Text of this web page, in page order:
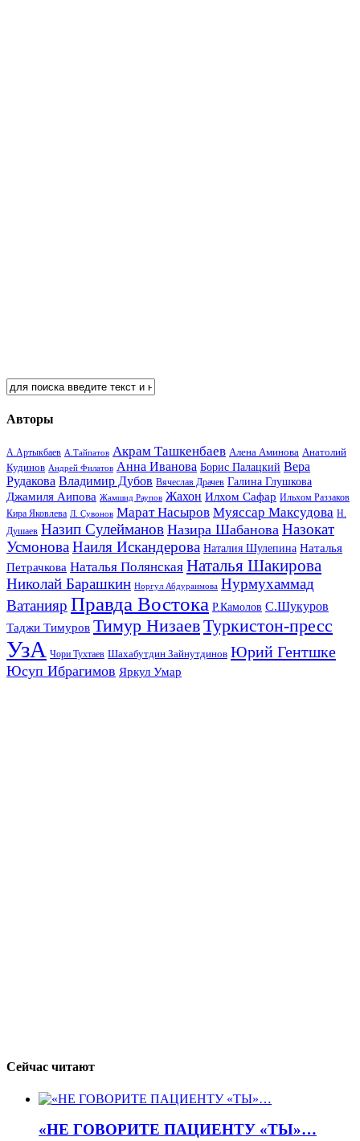
Авторы
А.Артыкбаев А.Тайпатов Акрам Ташкенбаев Алена Аминова Анатолий
Кудинов Андрей Филатов Анна Иванова Борис Палацкий Вера
Рудакова Владимир Дубов Вячеслав Драчев Галина Глушкова
Джамиля Аипова Жамшид Раупов Жахон Илхом Сафар Ильхом Раззаков
Кира Яковлева Л. Сувонов Марат Насыров Муяссар Максудова Н.
Душаев Назип Сулейманов Назира Шабанова Назокат
УсмоноваНаиля Искандерова Наталия Шулепина Наталья
Петрачкова Наталья Полянская Наталья Шакирова
Николай Барашкин Норгул Абдураимова Нурмухаммад
Ватанияр Правда Востока Р.Камолов С.Шукуров
Таджи Тимуров Тимур НизаевТуркистон-пресс
УзА Чори Тухтаев Шахабутдин Зайнутдинов Юрий Гентшке
Юсуп Ибрагимов Яркул Умар
Сейчас читают
«НЕ ГОВОРИТЕ ПАЦИЕНТУ «ТЫ»…